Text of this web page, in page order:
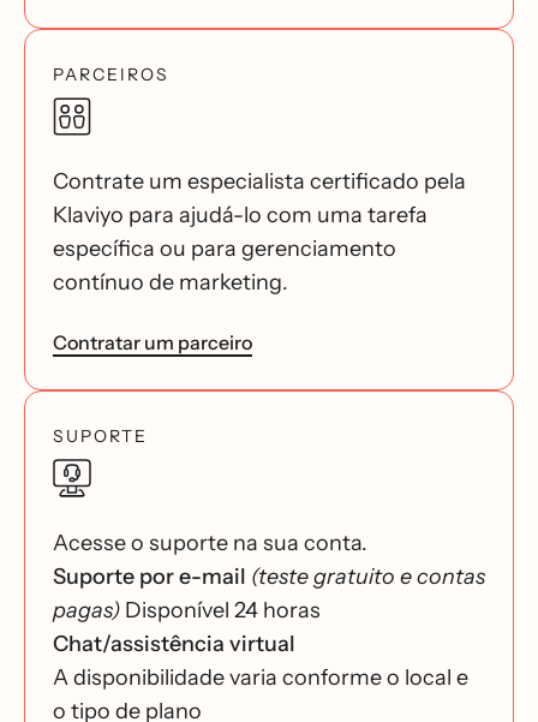
PARCEIROS
Contrate um especialista certificado pela
Klaviyo para ajudá-lo com uma tarefa
específica ou para gerenciamento
contínuo de marketing.
Contratar um parceiro
SUPORTE
Acesse o suporte na sua conta.
Suporte por e-mail (teste gratuito e contas
pagas) Disponível 24 horas
Chat/assistência virtual
A disponibilidade varia conforme o local e
o tipo de plano